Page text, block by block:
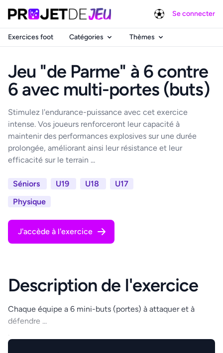
Se connecter
Exercices foot Catégories Thèmes
Jeu "de Parme" à 6 contre
6 avec multi-portes (buts)
Stimulez l'endurance-puissance avec cet exercice
intense. Vos joueurs renforceront leur capacité à
maintenir des performances explosives sur une durée
prolongée, améliorant ainsi leur résistance et leur
efficacité sur le terrain ...
Séniors U19 U18
U17
Physique
J'accède à l'exercice
Description de l'exercice
Chaque équipe a 6 mini-buts (portes) à attaquer et à
défendre ...
.